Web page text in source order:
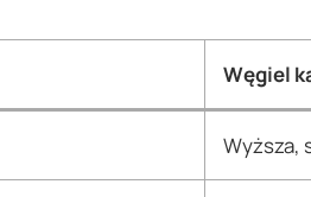
Węgiel
Wyższa,